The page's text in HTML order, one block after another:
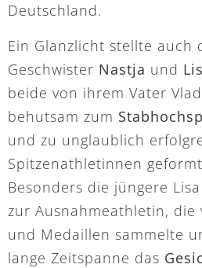
Deutschland.
Ein Glanzlicht stellte auch
Geschwister Nastja und
beide von ihrem Vater
behutsam zum
und zu unglaublich
Spitzenathletinnen
Besonders die jüngere
zur Ausnahmeathletin, die
und Medaillen sammelte
lange Zeitspanne das